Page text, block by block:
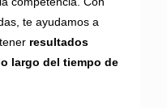
te ayudamos a
resultados
largo del tiempo de